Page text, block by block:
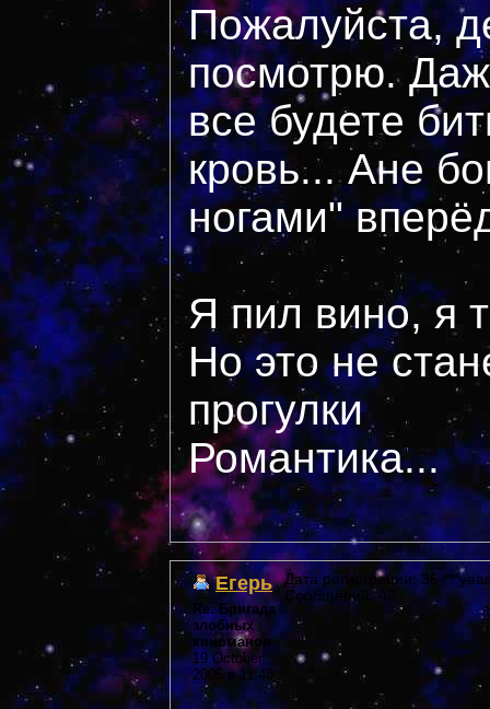
Пожалуйста,
посмотрю.
все будете
кровь... Ане
ногами"
Я пил вино, я
Но это не
прогулки
Романтика...
Егерь
Re: Бригада
злобных
киноманов
19 October,
2005 в 11:48
Дата регистрации: 36
Сообщений: 42